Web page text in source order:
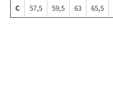
C
57,5 59,5 63 65,5